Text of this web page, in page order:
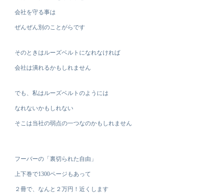
会社を守る事は
ぜんぜん別のことがらです
そのときはルーズベルトになれなければ
会社は潰れるかもしれません
でも、私はルーズベルトのようには
なれないかもしれない
そこは当社の弱点の一つなのかもしれません
フーバーの「裏切られた自由」
上下巻で1300ページもあって
２冊で、なんと２万円！近くします